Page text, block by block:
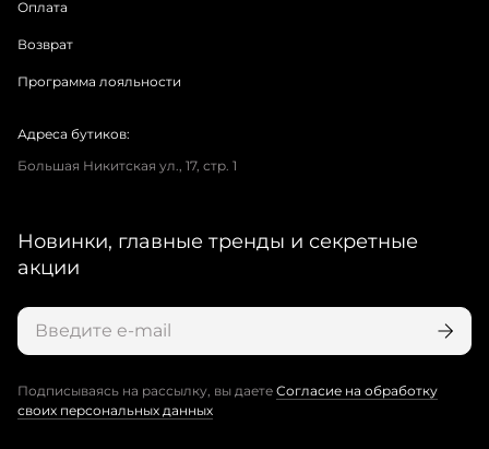
Оплата
Возврат
Программа лояльности
Адреса бутиков:
Большая Никитская ул., 17, стр. 1
Новинки, главные тренды и секретные
акции
Подписываясь на рассылку, вы даете Согласие на обработку
своих персональных данных